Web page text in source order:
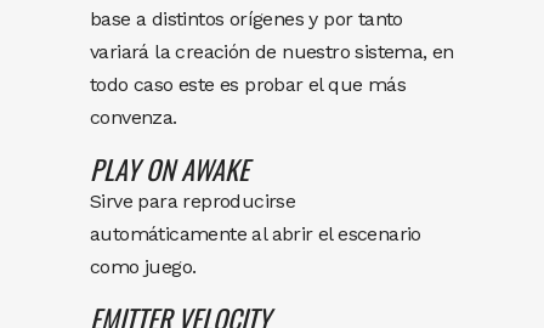
base a distintos orígenes y por tanto
variará la creación de nuestro sistema, en
todo caso este es probar el que más
convenza.
PLAY ONAWAKE
Sirve para reproducirse
automáticamente al abrir el escenario
como juego.
EMITTER VELOCITY